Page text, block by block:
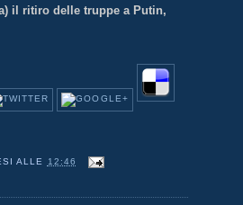
il ritiro delle truppe a Putin,
ALLE 12:46